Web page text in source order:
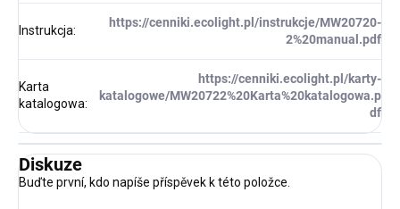
Instrukcja:
https://cenniki.ecolight.pl/instrukcje/MW20720-
2%20manual.pdf
Karta
katalogowa:
https://cenniki.ecolight.pl/karty-
katalogowe/MW20722%20Karta%20katalogowa.p
df
Diskuze
Buďte první, kdo napíše příspěvek k této položce.